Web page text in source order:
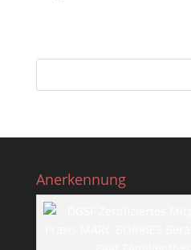
Anerkennung